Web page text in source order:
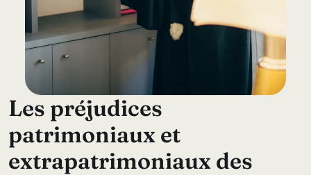
Les préjudices
patrimoniaux et
extrapatrimoniaux des